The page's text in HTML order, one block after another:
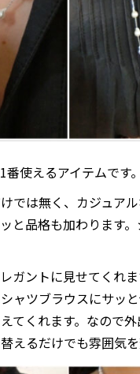
使えるアイテムです。
では無く、カジュア
と品格も加わります
ガントに見せてくれ
ャツブラウスにサッ
てくれます。なので
えるだけでも雰囲気を